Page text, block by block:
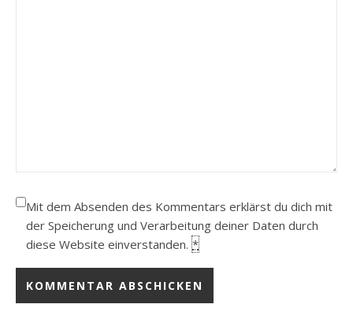
Mit dem Absenden des Kommentars erklärst du dich mit
der Speicherung und Verarbeitung deiner Daten durch
diese Website einverstanden. *